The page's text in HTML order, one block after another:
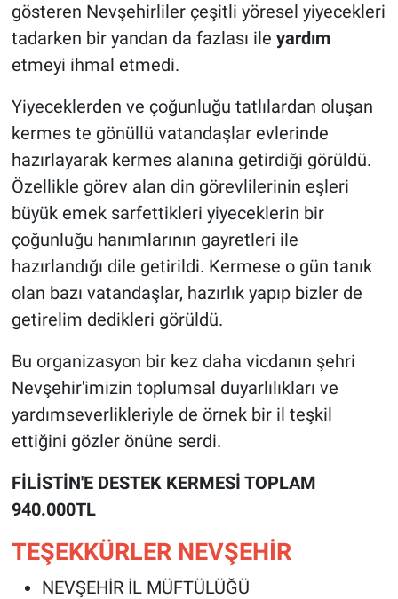
gösteren Nevşehirliler çeşitli yöresel yiyecekleri
tadarken bir yandan da fazlası ile yardım
etmeyi ihmal etmedi.
Yiyeceklerden ve çoğunluğu tatlılardan oluşan
kermes te gönüllü vatandaşlar evlerinde
hazırlayarak kermes alanına getirdiği görüldü.
Özellikle görev alan din görevlilerinin eşleri
büyük emek sarfettikleri yiyeceklerin bir
çoğunluğu hanımlarının gayretleri ile
hazırlandığı dile getirildi. Kermese o gün tanık
olan bazı vatandaşlar, hazırlık yapıp bizler de
getirelim dedikleri görüldü.
Bu organizasyon bir kez daha vicdanın şehri
Nevşehir'imizin toplumsal duyarlılıkları ve
yardımseverlikleriyle de örnek bir il teşkil
ettiğini gözler önüne serdi.
FİLİSTİN'E DESTEK KERMESİ TOPLAM
940.000TL
TEŞEKKÜRLER NEVŞEHİR
NEVŞEHİR İL MÜFTÜLÜĞÜ
Kırşehir
Yerel
Genel
Asayiş
Kültür - Sanat
Politika
Magazin
Haberde İnsan